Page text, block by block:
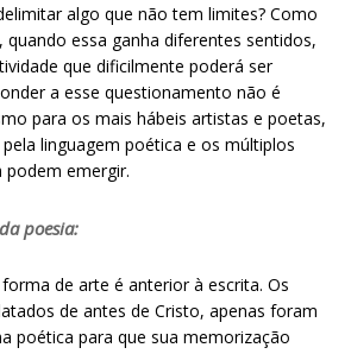
algo que não tem limites? Como
quando essa ganha diferentes sentidos,
que dificilmente poderá ser
a esse questionamento não é
para os mais hábeis artistas e poetas,
linguagem poética e os múltiplos
podem emergir.
poesia:
de arte é anterior à escrita. Os
de antes de Cristo, apenas foram
poética para que sua memorização